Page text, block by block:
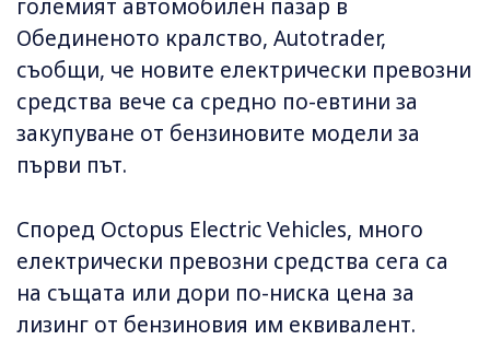
големият автомобилен пазар в
Обединеното кралство, Autotrader,
съобщи, че новите електрически превозни
средства вече са средно по-евтини за
закупуване от бензиновите модели за
първи път.
Според Octopus Electric Vehicles, много
електрически превозни средства сега са
на същата или дори по-ниска цена за
лизинг от бензиновия им еквивалент.